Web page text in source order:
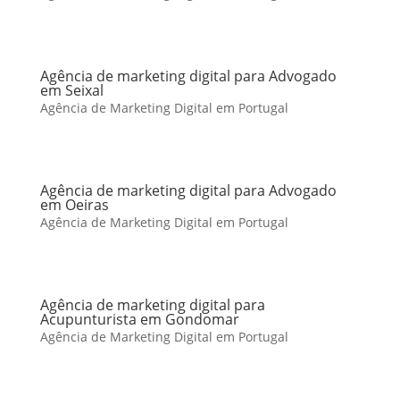
Agência de marketing digital para Advogado
em Seixal
Agência de Marketing Digital em Portugal
Agência de marketing digital para Advogado
em Oeiras
Agência de Marketing Digital em Portugal
Agência de marketing digital para
Acupunturista em Gondomar
Agência de Marketing Digital em Portugal